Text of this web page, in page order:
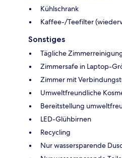
Kühlschrank
Kaffee-/Teefilter
Sonstiges
Tägliche
Zimmersafe in Laptop-
Zimmer mit
Umweltfreundliche
Bereitstellung
LED-Glühbirnen
Recycling
Nur wassersparende